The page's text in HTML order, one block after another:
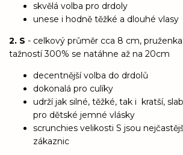
skvělá volba pro drdoly
unese i hodně těžké a dlouhé vlasy
2. S - celkový průměr cca 8 cm,
tažností 300% se natáhne až na 20cm
decentnější volba do drdolů
dokonalá pro culíky
udrží jak silné, těžké, tak i kratší,
pro dětské jemné vlásky
scrunchies velikosti S jsou
zákaznic